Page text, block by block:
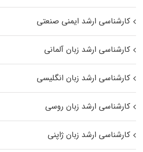
کارشناسی ارشد ایمنی صنعتی
کارشناسی ارشد زبان آلمانی
کارشناسی ارشد زبان انگلیسی
کارشناسی ارشد زبان روسی
کارشناسی ارشد زبان ژاپنی